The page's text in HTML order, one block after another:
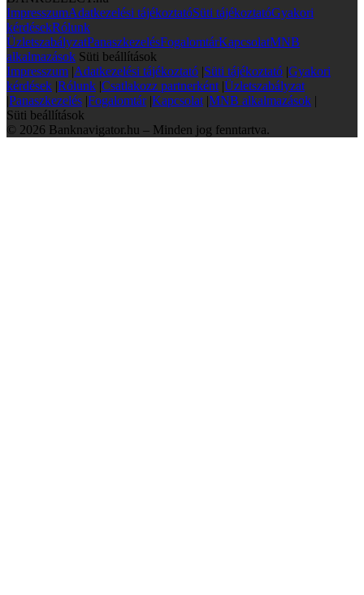
ImpresszumAdatkezelési tájékoztatóSüti tájékoztatóGyakori
kérdésekRólunk
ÜzletszabályzatPanaszkezelésFogalomtárKapcsolatMNB
alkalmazások Süti beállítások
Impresszum |Adatkezelési tájékoztató |Süti tájékoztató |Gyakori
kérdések |Rólunk |Csatlakozz partnerként |Üzletszabályzat
|Panaszkezelés |Fogalomtár |Kapcsolat |MNB alkalmazások |
Süti beállítások
© 2026 Banknavigator.hu – Minden jog fenntartva.